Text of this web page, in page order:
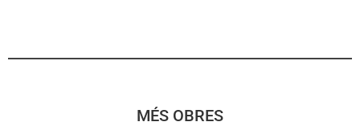
MÉS OBRES